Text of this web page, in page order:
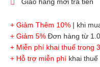
+ Giảm Thêm 10% | khi
+ Giảm 5% Đơn hàng từ
+ Miễn phí khai thuế trong 3
+ Hỗ trợ miễn phí khai